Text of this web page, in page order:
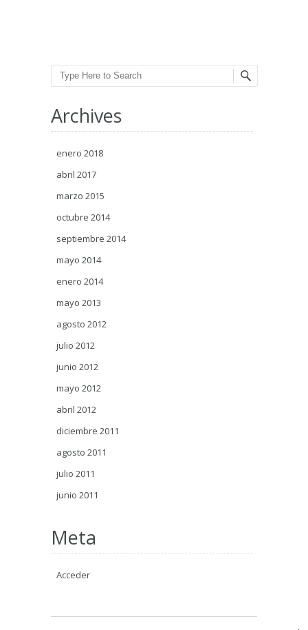
Search
Archives
enero 2018
abril 2017
marzo 2015
octubre 2014
septiembre 2014
mayo 2014
enero 2014
mayo 2013
agosto 2012
julio 2012
junio 2012
mayo 2012
abril 2012
diciembre 2011
agosto 2011
julio 2011
junio 2011
Meta
Acceder